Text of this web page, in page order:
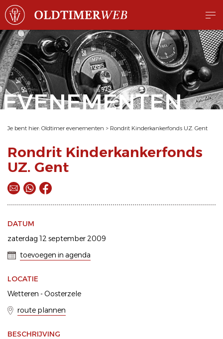
EVENEMENTEN
Je bent hier: Oldtimer evenementen > Rondrit Kinderkankerfonds UZ. Gent
Rondrit Kinderkankerfonds
UZ. Gent
DATUM
zaterdag 12 september 2009
toevoegen in agenda
LOCATIE
Wetteren - Oosterzele
route plannen
BESCHRIJVING